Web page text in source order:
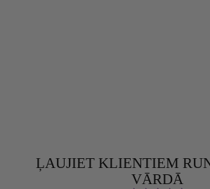
ĻAUJIET KLIENTIEM
VĀRDĀ